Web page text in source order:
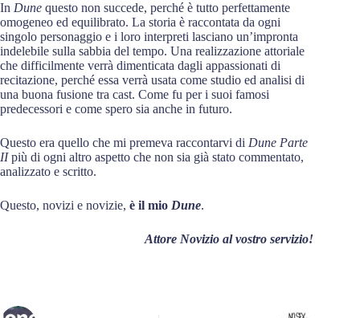
In Dune questo non succede, perché è tutto perfettamente
omogeneo ed equilibrato. La storia è raccontata da ogni
singolo personaggio e i loro interpreti lasciano un’impronta
indelebile sulla sabbia del tempo. Una realizzazione attoriale
che difficilmente verrà dimenticata dagli appassionati di
recitazione, perché essa verrà usata come studio ed analisi di
una buona fusione tra cast. Come fu per i suoi famosi
predecessori e come spero sia anche in futuro.
Questo era quello che mi premeva raccontarvi di Dune Parte
IIpiù di ogni altro aspetto che non sia già stato commentato,
analizzato e scritto.
Questo, novizi e novizie, è il mio Dune.
Attore Novizio al vostro servizio!